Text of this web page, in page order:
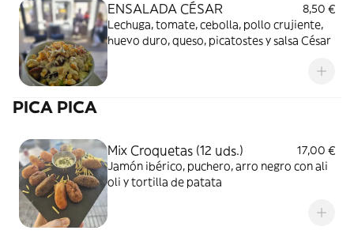
ENSALADA CÉSAR
8,50 €
Lechuga, tomate, cebolla, pollo crujiente,
huevo duro, queso, picatostes y salsa César
PICA PICA
Mix Croquetas (12 uds.)
17,00 €
Jamón ibérico, puchero, arro negro con ali
oli y tortilla de patata